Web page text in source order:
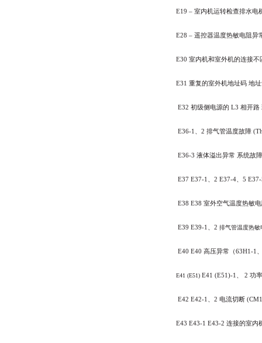
E19 – 室内机运转检查排水电
E28 – 遥控器温度热敏电阻异
E30 室内机和室外机的连接
E31 重复的室外机地址码 地
E32 初级侧电源的 L3 相开路
E36-1 2 排气管温度故障
E36-3 液体溢出异常 系统故障
E37 E37-1 2 E37-4 5
E38 E38 室外空气温度热敏
E39 E39-1 2 排气管温度热敏
E40 E40 高压异常（63H1-1
E41 (E51) E41 (E51)-1 2 功
E42 E42-1 2 电流切断 (CM1
E43 E43-1 E43-2 连接的室内